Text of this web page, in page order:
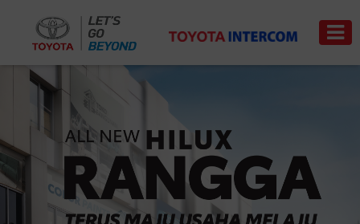
News Event
Trade-
in
Carrer